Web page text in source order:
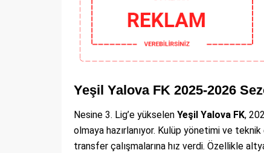
Yeşil Yalova FK 2025-2026
Nesine 3. Lig’e yükselen Yeşil Yalova FK,
olmaya hazırlanıyor. Kulüp yönetimi ve
transfer çalışmalarına hız verdi. Özellikle